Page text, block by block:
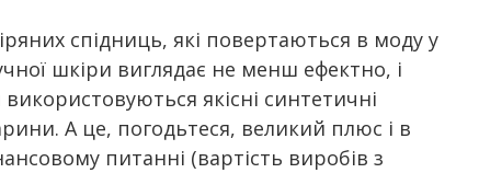
спідниць, які повертаються в моду у
шкіри виглядає не менш ефектно, і
якісні синтетичні
А це, погодьтеся, великий плюс і в
питанні (вартість виробів з